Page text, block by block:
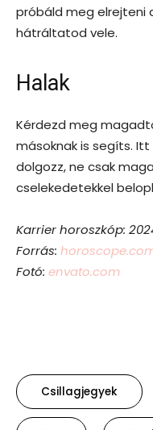
próbáld meg elrejteni
hátráltatod vele.
Halak
Kérdezd meg
másoknak is segíts.
dolgozz, ne csak
cselekedetekkel
Karrier horoszkóp:
Forrás:
Fotó: envato.com
Csillagjegyek